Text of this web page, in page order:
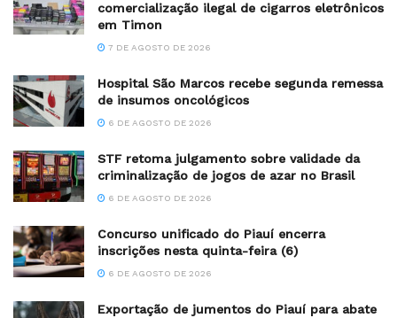
comercialização ilegal de cigarros eletrônicos
em Timon
7 DE AGOSTO DE 2026
Hospital São Marcos recebe segunda remessa
de insumos oncológicos
6 DE AGOSTO DE 2026
STF retoma julgamento sobre validade da
criminalização de jogos de azar no Brasil
6 DE AGOSTO DE 2026
Concurso unificado do Piauí encerra
inscrições nesta quinta-feira (6)
6 DE AGOSTO DE 2026
Exportação de jumentos do Piauí para abate